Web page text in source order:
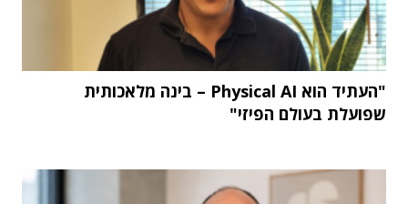
"העתיד הוא Physical AI – בינה מלאכותית
שפועלת בעולם הפיזי"